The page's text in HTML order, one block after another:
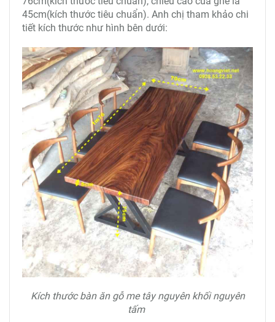
45cm(kích thước tiêu chuẩn). Anh chị tham khảo chi
tiết kích thước như hình bên dưới:
Kích thước bàn ăn gỗ me tây nguyên khối nguyên
tấm